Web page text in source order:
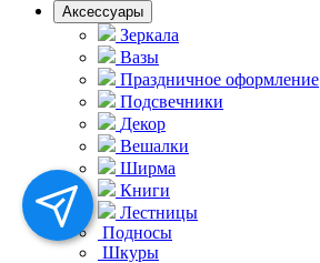
Аксессуары
Зеркала
Вазы
Праздничное оформление
Подсвечники
Декор
Вешалки
Ширма
Книги
Лестницы
Подносы
Шкуры